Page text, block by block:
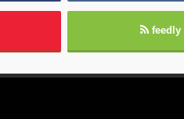
feedly